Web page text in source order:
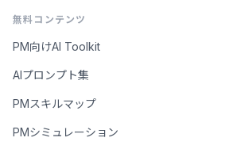
無料コンテンツ
PM向けAI Toolkit
AIプロンプト集
PMスキルマップ
PMシミュレーション